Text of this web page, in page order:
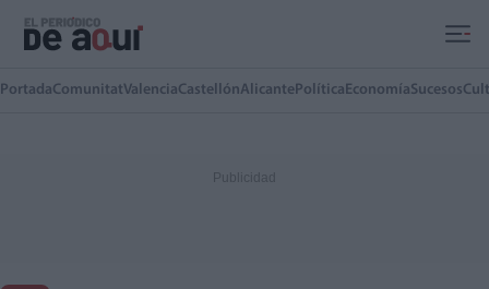
PortadaComunitatValenciaCastellónAlicante Política EconomíaSucesos